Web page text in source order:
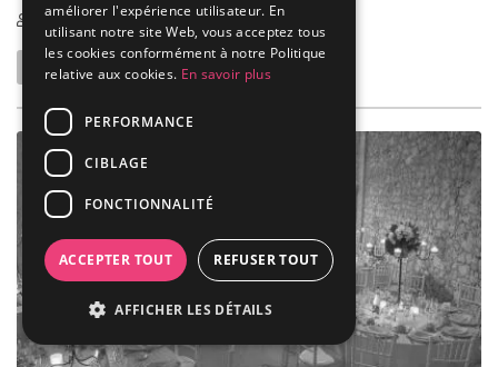
1-250 24 max
améliorer l'expérience utilisateur. En
utilisant notre site Web, vous acceptez tous
les cookies conformément à notre Politique
relative aux cookies. En savoir plus
PERFORMANCE
CIBLAGE
FONCTIONNALITÉ
ACCEPTER TOUT REFUSER TOUT
AFFICHER LES DÉTAILS